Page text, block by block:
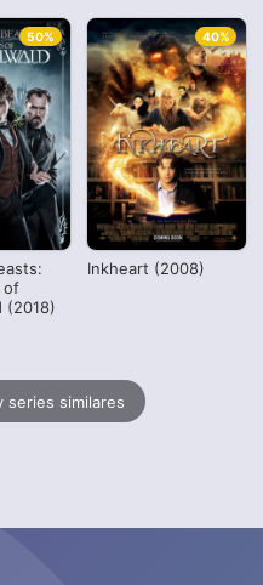
of
(2018)
50%
Inkheart (2008)
40%
series similares